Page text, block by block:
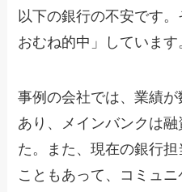
以下の銀行の不安です
おむね的中」しています
事例の会社では、業績
あり、メインバンクは
た。また、現在の銀行担
こともあって、コミュ